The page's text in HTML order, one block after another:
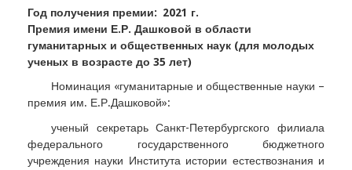
Год получения премии
2021 г.
Премия имени Е.Р. Дашковой в области
гуманитарных и общественных наук (для молодых
ученых в возрасте до 35 лет)
Номинация «гуманитарные и общественные науки –
премия им. Е.Р.Дашковой»:
ученый секретарь Санкт-Петербургского филиала
федерального государственного бюджетного
учреждения науки Института истории естествознания и